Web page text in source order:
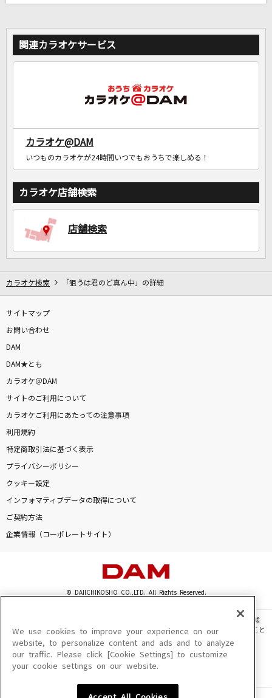
家族や友達と一緒に！練習にも！
関連カラオケサービス
カラオケ@DAM
いつものカラオケが24時間いつでもおうちで楽しめる！
カラオケ店舗検索
店舗検索
カラオケ検索 「狙うは君のど真ん中」の詳細
サイトマップ
お問い合わせ
DAM
DAM★とも
カラオケ＠DAM
サイトのご利用について
カラオケご利用にあたっての注意事項
利用規約
特定商取引法に基づく表示
プライバシーポリシー
クッキー設定
インフォマティブデータの取得について
ご契約方法
企業情報（コーポレートサイト）
© DAIICHIKOSHO CO.,LTD. All Rights Reserved.
このサイトに掲載されている一切の文章・画像・写真・動画・音声等を、手段や形態
を問わず、著作権法の定める範囲を超えて無断で複製、転載、ファイル化などすること
を禁じます。
楽曲及びコンテンツは、機種によりご利用いただけない場合があります。
楽曲及びコンテンツの配信日、配信内容が変更になる場合があります。
We use cookies to improve your experience on our
website, to personalize content and ads and to analyze
our traffic. Please click [Cookie Settings] to customize
your cookie settings on our website.